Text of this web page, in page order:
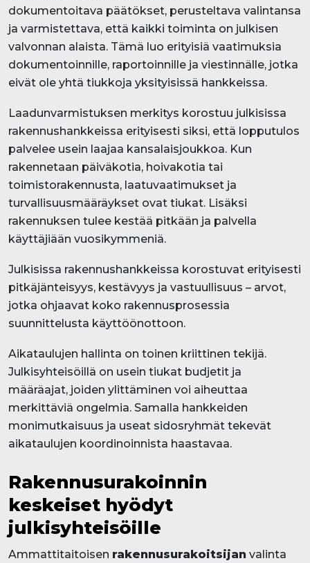
dokumentoitava päätökset, perusteltava valintansa
ja varmistettava, että kaikki toiminta on julkisen
valvonnan alaista. Tämä luo erityisiä vaatimuksia
dokumentoinnille, raportoinnille ja viestinnälle, jotka
eivät ole yhtä tiukkoja yksityisissä hankkeissa.
Laadunvarmistuksen merkitys korostuu julkisissa
rakennushankkeissa erityisesti siksi, että lopputulos
palvelee usein laajaa kansalaisjoukkoa. Kun
rakennetaan päiväkotia, hoivakotia tai
toimistorakennusta, laatuvaatimukset ja
turvallisuusmääräykset ovat tiukat. Lisäksi
rakennuksen tulee kestää pitkään ja palvella
käyttäjiään vuosikymmeniä.
Julkisissa rakennushankkeissa korostuvat erityisesti
pitkäjänteisyys, kestävyys ja vastuullisuus – arvot,
jotka ohjaavat koko rakennusprosessia
suunnittelusta käyttöönottoon.
Aikataulujen hallinta on toinen kriittinen tekijä.
Julkisyhteisöillä on usein tiukat budjetit ja
määräajat, joiden ylittäminen voi aiheuttaa
merkittäviä ongelmia. Samalla hankkeiden
monimutkaisuus ja useat sidosryhmät tekevät
aikataulujen koordinoinnista haastavaa.
Rakennusurakoinnin
keskeiset hyödyt
julkisyhteisöille
Ammattitaitoisen rakennusurakoitsijan valinta